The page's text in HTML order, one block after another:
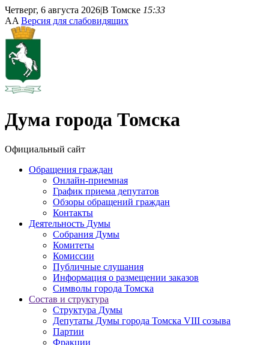
Четверг, 6 августа 2026|В Томске 15:33
AA Версия для слабовидящих
Дума города Томска
Официальный сайт
Обращения граждан
Онлайн-приемная
График приема депутатов
Обзоры обращений граждан
Контакты
Деятельность Думы
Собрания Думы
Комитеты
Комиссии
Публичные слушания
Информация о размещении заказов
Символы города Томска
Состав и структура
Структура Думы
Депутаты Думы города Томска VIII созыва
Партии
Фракции